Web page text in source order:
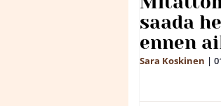
saada
ennen
Sara Koskinen |